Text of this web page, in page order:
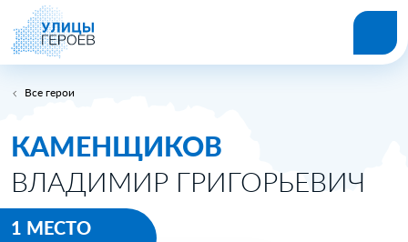
Все герои
КАМЕНЩИКОВ
ВЛАДИМИР ГРИГОРЬЕВИЧ
1 МЕСТО